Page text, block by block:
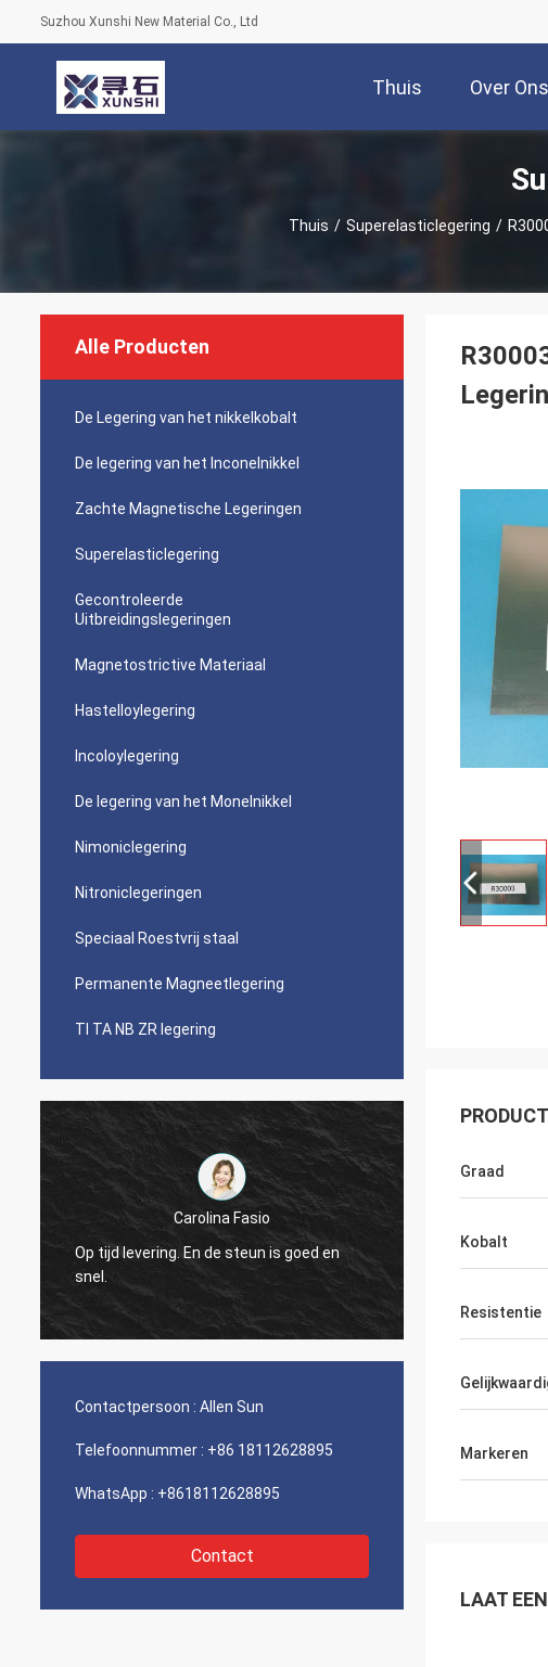
Suzhou Xunshi New Material Co., Ltd
Thuis Over Ons
Thuis / Superelasticlegering /
Alle Producten
De Legering van het nikkelkobalt
De legering van het Inconelnikkel
Zachte Magnetische Legeringen
Superelasticlegering
Gecontroleerde
Uitbreidingslegeringen
Magnetostrictive Materiaal
Hastelloylegering
Incoloylegering
De legering van het Monelnikkel
Nimoniclegering
Nitroniclegeringen
Speciaal Roestvrij staal
Permanente Magneetlegering
TI TA NB ZR legering
Carolina Fasio
Op tijd levering. En de steun is goed en
Zakelijke relatie 3 jaar,
de Legering van het
Contactpersoon : Allen Sun
Telefoonnummer : +86 18112628895
WhatsApp : +8618112628895
Contact
Graad
Kobalt
Resistentie
Markeren
LAAT